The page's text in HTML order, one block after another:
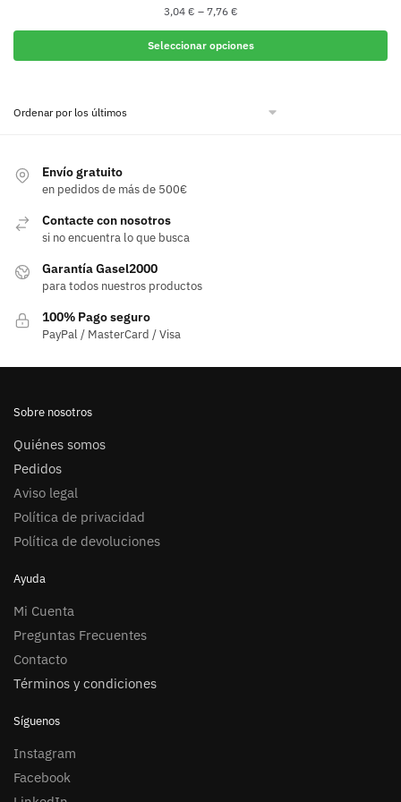
3,04 € – 7,76 €
Seleccionar opciones
en
Envío gratuito
en pedidos de más de 500€
Contacte con nosotros
si no encuentra lo que busca
Garantía Gasel2000
para todos nuestros productos
100% Pago seguro
PayPal / MasterCard / Visa
Sobre nosotros
Quiénes somos
Pedidos
Aviso legal
Política de privacidad
Política de devoluciones
Ayuda
Mi Cuenta
Preguntas Frecuentes
Contacto
Términos y condiciones
Síguenos
Instagram
Facebook